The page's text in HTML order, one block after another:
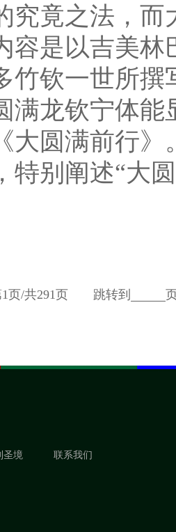
究竟之法，
容是以吉美林
竹钦一世所撰
满龙钦宁体
大圆满前行
特别阐述“大
1页/共291页 跳转到
圣境 联系我们